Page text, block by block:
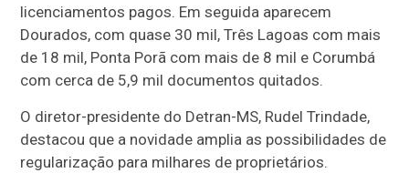
licenciamentos pagos. Em seguida aparecem
Dourados, com quase 30 mil, Três Lagoas com mais
de 18 mil, Ponta Porã com mais de 8 mil e Corumbá
com cerca de 5,9 mil documentos quitados.
O diretor-presidente do Detran-MS, Rudel Trindade,
destacou que a novidade amplia as possibilidades de
regularização para milhares de proprietários.